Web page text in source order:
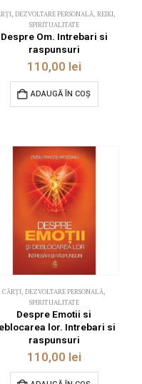
,DEZVOLTARE PERSONALĂ,REIKI,
SPIRITUALITATE
Despre Om. Intrebari si
raspunsuri
110,00 lei
ADAUGĂ ÎN COȘ
CĂRȚI,DEZVOLTARE PERSONALĂ,
SPIRITUALITATE
Despre Emotii si
lor. Intrebari si
raspunsuri
110,00 lei